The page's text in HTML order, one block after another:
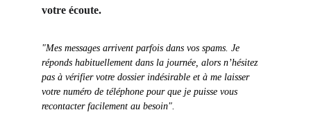
votre écoute.
"Mes messages arrivent parfois dans vos spams. Je
réponds habituellement dans la journée, alors n’hésitez
pas à vérifier votre dossier indésirable et à me laisser
votre numéro de téléphone pour que je puisse vous
recontacter facilement au besoin".